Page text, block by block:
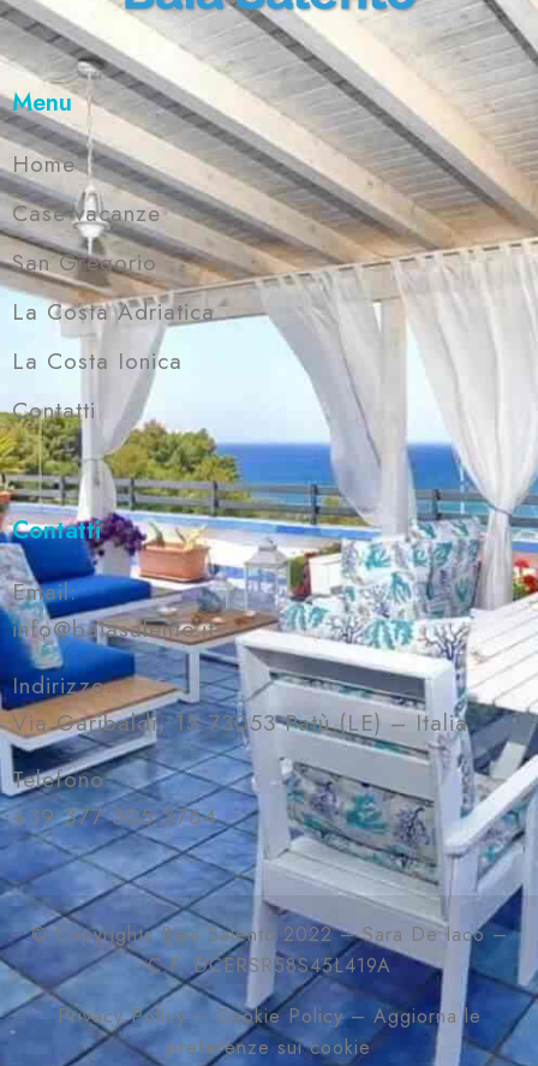
Menu
Home
Case vacanze
San Gregorio
La Costa Adriatica
La Costa Ionica
Contatti
Contatti
Email:
info@baiasalento.it
Indirizzo:
Via Garibaldi, 15 73053 Patù (LE) – Italia
Telefono:
+39 377 305 3764
© Copyrights Baia Salento 2022 – Sara De Iaco –
C.F. DCERSR58S45L419A
Privacy Policy – Cookie Policy– Aggiorna le
preferenze sui cookie